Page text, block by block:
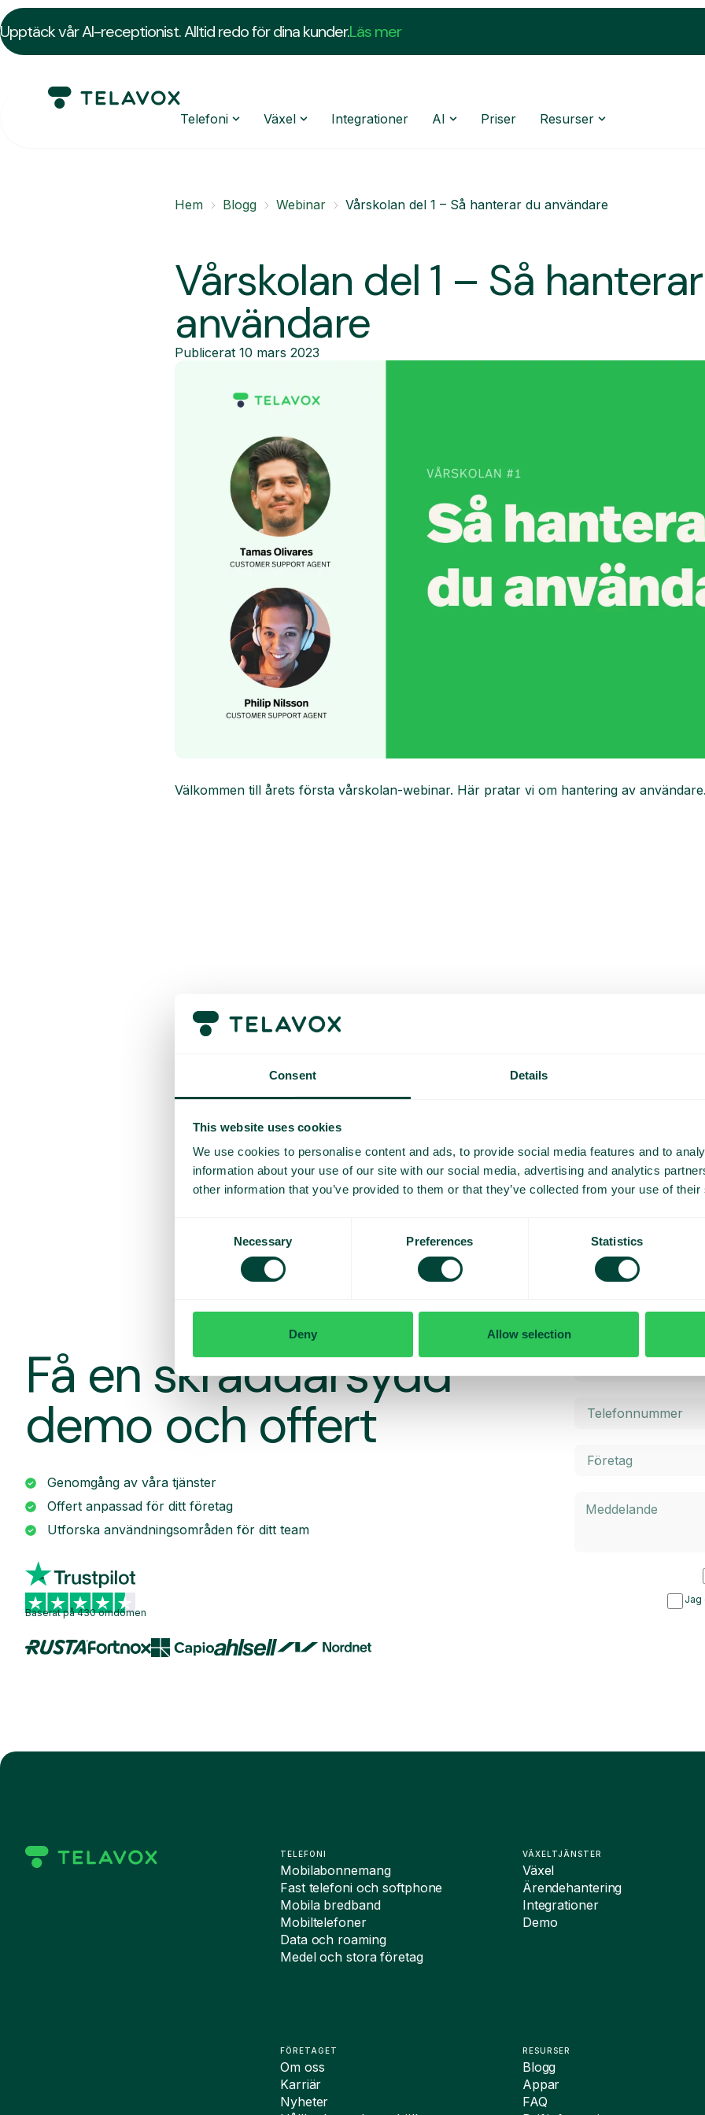
Consent Details
This website uses cookies
We use cookies to personalise content and ads, to provide social media features and to
information about your use of our site with our social media, advertising and analytics
other information that you’ve provided to them or that they’ve collected from your use of
Necessary Preferences Statistics
Deny Allow selection
Upptäck vår AI-receptionist. Alltid redo för dina kunder.Läs mer
Telefoni Växel Integrationer AI Priser Resurser
Hem Blogg Webinar Vårskolan del 1 – Så hanterar du användare
Vårskolan del 1 – Så
användare
Publicerat 10 mars 2023
Välkommen till årets första vårskolan-webinar. Här pratar vi om hantering av
Få en skräddarsydd
demo och offert
Genomgång av våra tjänster
Offert anpassad för ditt företag
Utforska användningsområden för ditt team
Baserat på 430 omdömen
Jag
TELEFONI
Mobilabonnemang
Fast telefoni och softphone
Mobila bredband
Mobiltelefoner
Data och roaming
Medel och stora företag
FÖRETAGET
Om oss
Karriär
Nyheter
VÄXELTJÄNSTER
Växel
Ärendehantering
Integrationer
Demo
RESURSER
Blogg
Appar
FAQ